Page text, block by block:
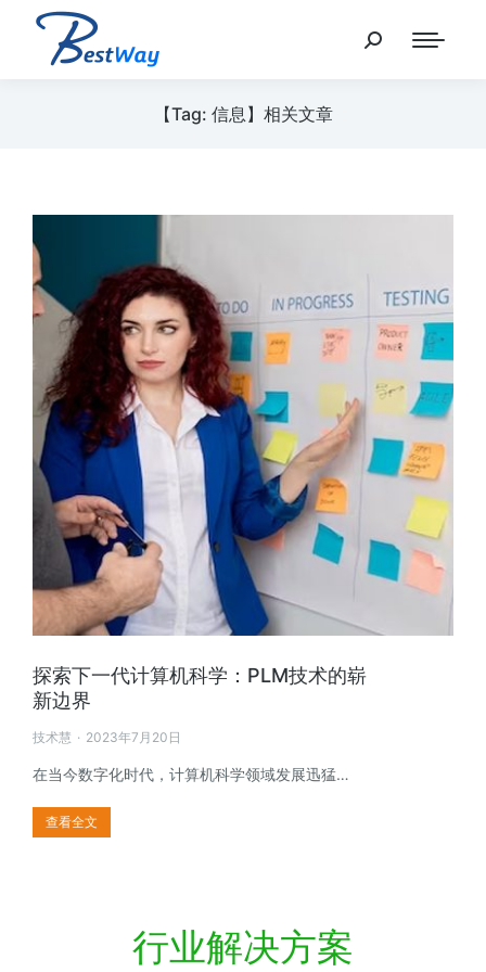
【Tag: 信息】相关文章
探索下一代计算机科学：PLM技术的崭
新边界
技术慧 2023年7月20日
在当今数字化时代，计算机科学领域发展迅猛…
查看全文
行业解决方案